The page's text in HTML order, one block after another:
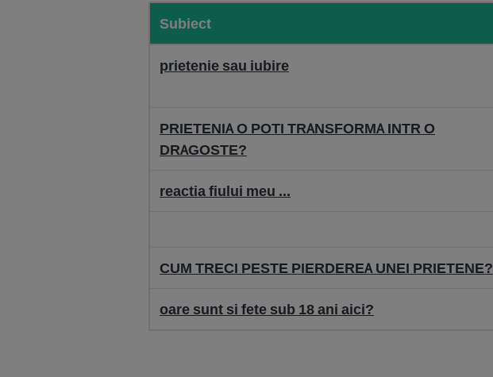
Subiect
prietenie sau iubire
PRIETENIA O POTI TRANSFORMA INTR O
DRAGOSTE?
reactia fiului meu ...
CUM TRECI PESTE PIERDEREA UNEI PRIETENE?
oare sunt si fete sub 18 ani aici?